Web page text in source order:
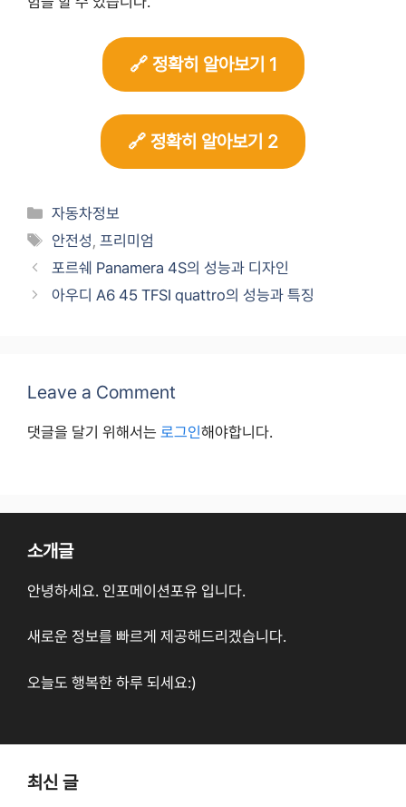
🔗 정확히 알아보기 1
🔗 정확히 알아보기 2
Categories
자동차정보
Tags
안전성,프리미엄
포르쉐 Panamera 4S의 성능과 디자인
아우디 A6 45 TFSI quattro의 성능과 특징
Leave a Comment
댓글을 달기 위해서는 로그인해야합니다.
소개글
안녕하세요. 인포메이션포유 입니다.
새로운 정보를 빠르게 제공해드리겠습니다.
오늘도 행복한 하루 되세요:)
최신 글